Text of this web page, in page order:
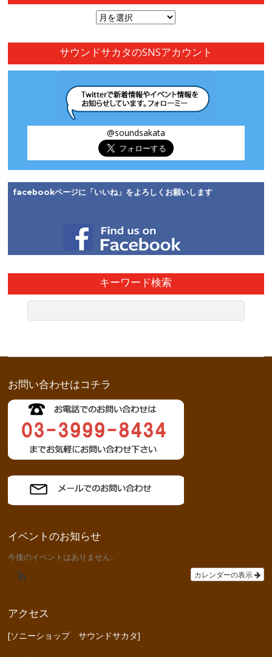
月
ア
カ
イ
ブ
サウンドサカタのSNSアカウント
@soundsakata
facebookページに「いいね」をよろしくお願いします
キーワード検索
お問い合わせはコチラ
イベントのお知らせ
今後のイベントはありません。
カレンダーの表示
アクセス
[ソニーショップ サウンドサカタ]